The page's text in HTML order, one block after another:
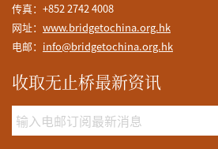
传真：+852 2742 4008
网址： www.bridgetochina.org.hk
电邮： info@bridgetochina.org.hk
收取无止桥最新资讯